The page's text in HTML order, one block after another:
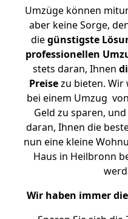
Umzüge können
aber keine Sorge,
diegünstigste
professionellen
stets daran, Ihnen
Preisezu bieten. Wir
bei einem Umzug
Geld zu sparen,
daran, Ihnen die
nun eine kleine
Haus in Heilbronn
Wir haben immer